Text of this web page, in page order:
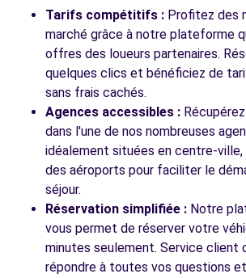
Tarifs compétitifs : Profitez des
marché grâce à notre plateforme
offres des loueurs partenaires.
quelques clics et bénéficiez de
sans frais cachés.
Agences accessibles :
dans l'une de nos nombreuses
idéalement situées en centre-ville,
des aéroports pour faciliter le
séjour.
Réservation simplifiée : Notre
vous permet de réserver votre
minutes seulement. Service client
répondre à toutes vos questions